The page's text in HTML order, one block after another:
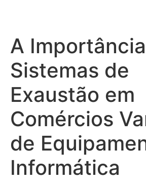
A
Sistemas de
Exaustão em
Comércios
de
Informática